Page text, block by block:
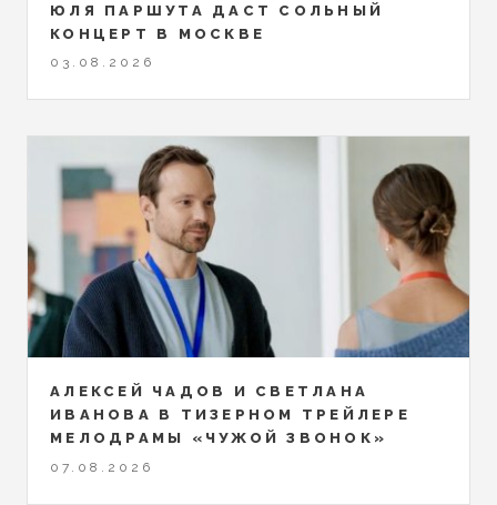
ЮЛЯ ПАРШУТА ДАСТ СОЛЬНЫЙ
КОНЦЕРТ В МОСКВЕ
03.08.2026
АЛЕКСЕЙ ЧАДОВ И СВЕТЛАНА
ИВАНОВА В ТИЗЕРНОМ ТРЕЙЛЕРЕ
МЕЛОДРАМЫ «ЧУЖОЙ ЗВОНОК»
07.08.2026